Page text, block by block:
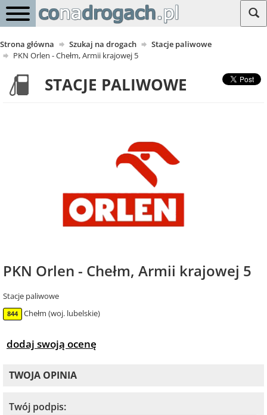
Strona główna Szukaj na drogach
Stacje paliwowe
PKN Orlen - Chełm, Armii krajowej 5
STACJE PALIWOWE
PKN Orlen - Chełm, Armii krajowej 5
Stacje paliwowe
844 Chełm (woj. lubelskie)
dodaj swoją ocenę
TWOJA OPINIA
Twój podpis: